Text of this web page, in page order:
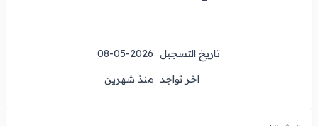
تاريخ التسجيل 08-05-2026
اخر تواجد منذ شهرين